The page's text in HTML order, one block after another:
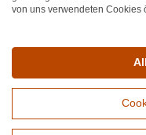
*Alle Preise inkl.
von uns verwendeten Cookies